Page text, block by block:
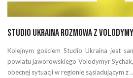
Studio Ukraina rozmowa z
Kolejnym gościem Studio Ukraina jest
powiatu jaworowskiego Volodymyr
obecnej sytuacji w regionie sąsiadującym z